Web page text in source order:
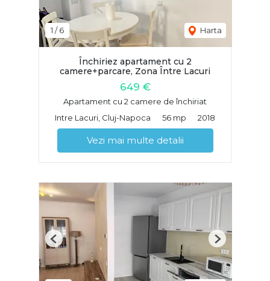
1 /6 Harta
Închiriez apartament cu 2
camere+parcare, Zona Între Lacuri
649 €
Apartament cu 2 camere de închiriat
Intre Lacuri, Cluj-Napoca
56 mp 2018
Vezi mai multe detalii
Previous Next